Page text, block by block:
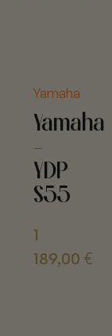
Yamaha
Yamaha
-
YDP
S55
1
189,00 €